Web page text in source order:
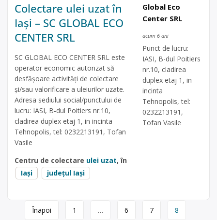
Colectare ulei uzat în
Iași – SC GLOBAL ECO
CENTER SRL
SC GLOBAL ECO CENTER SRL este
operator economic autorizat să
desfăşoare activităţi de colectare
şi/sau valorificare a uleiurilor uzate.
Adresa sediului social/punctului de
lucru: IASI, B-dul Poitiers nr.10,
cladirea duplex etaj 1, in incinta
Tehnopolis, tel: 0232213191, Tofan
Vasile
Centru de colectare ulei uzat, în
Iași
județul Iași
Global Eco
Center SRL
acum 6 ani
Punct de lucru:
IASI, B-dul Poitiers
nr.10, cladirea
duplex etaj 1, in
incinta
Tehnopolis, tel:
0232213191,
Tofan Vasile
Page
Înapoi 1 … 6 7 8